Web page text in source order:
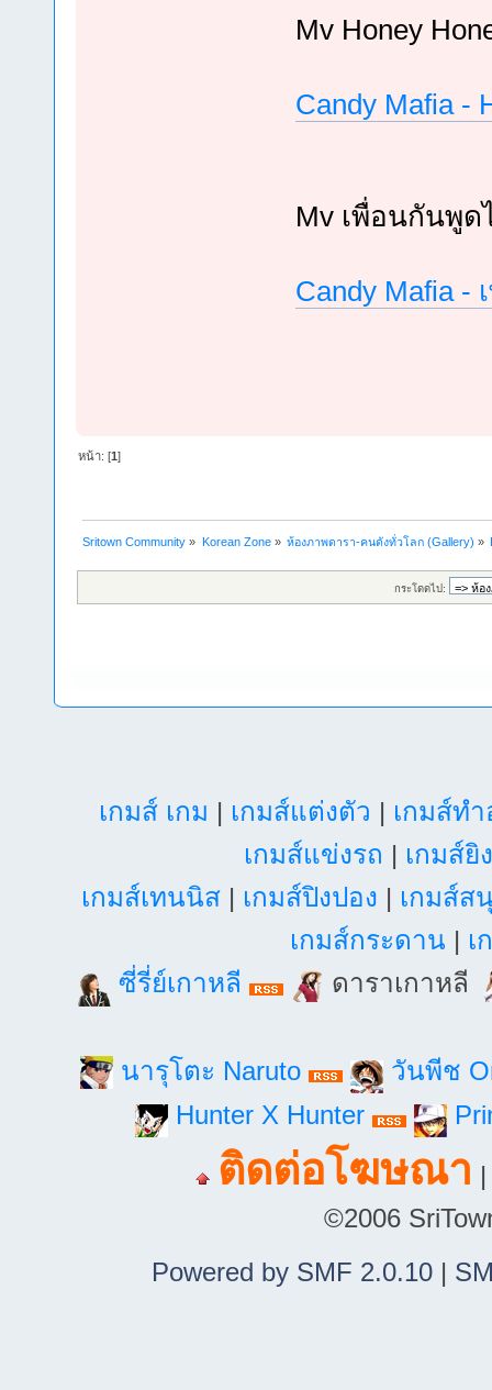
Mv Honey
Candy Mafia -
Mv เพื่อนกันพูด
Candy Mafia -
หน้า: [1]
Sritown Community » Korean Zone» ห้องภาพดารา-คนดังทั่วโลก (Gallery) »
กระโดดไป:
เกมส์ เกม | เกมส์แต่งตัว | เกมส์ท
เกมส์แข่งรถ | เกมส์ยิ
เกมส์เทนนิส| เกมส์ปิงปอง | เกมส์ส
เกมส์กระดาน | เ
ซี่รี่ย์เกาหลี
ดาราเกาหลี
นารุโตะ Naruto
วันพีช
Hunter X Hunter
ติดต่อโฆษณา
©2006
Powered by SMF 2.0.10|